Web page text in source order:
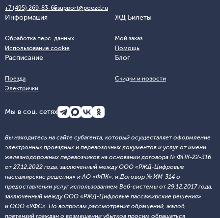
+7 (495) 269-83-65support@poezd.ru
Информация
Обработка перс. данных
Использование cookie
ЖД Билеты
Мой заказ
Помощь
Расписание
Поезда
Электрички
Блог
Скидки и новости
Мы в соц. сетях
Вы находитесь на сайте субагента, который осуществляет оформление
электронных проездных и перевозочных документов и услуг от имени
железнодорожных перевозчиков на основании договора № ФПК-22-316
от 27.12.2022 года, заключенный между ООО «РЖД-Цифровые
пассажирские решения» и АО «ФПК», и Договор № ИМ-314 о
предоставлении услуг использованием Веб-системы от 29.12.2017 года,
заключенный между ООО «РЖД-Цифровые пассажирские решения»
и ООО «УФС». По вопросам рассмотрения обращений, жалоб,
претензий граждан о возмещении убытков просим обращаться